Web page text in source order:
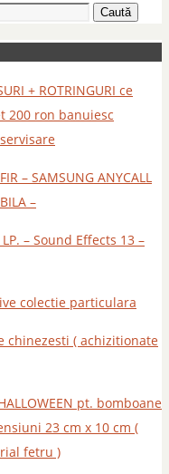
Caută
+ ROTRINGURI ce
200 ron banuiesc
– SAMSUNG ANYCALL
–
– Sound Effects 13 –
colectie particulara
chinezesti ( achizitionate
pt. bomboane
23 cm x 10 cm (
fetru )